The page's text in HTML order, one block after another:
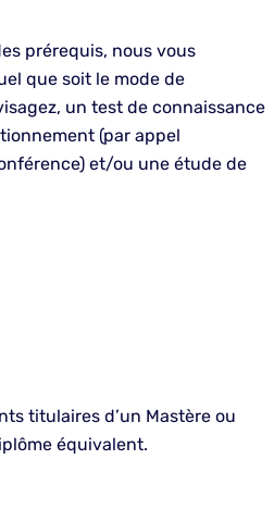
prérequis, nous vous
que soit le mode de
un test de connaissance
(par appel
et/ou une étude de
titulaires d’un Mastère ou
équivalent.